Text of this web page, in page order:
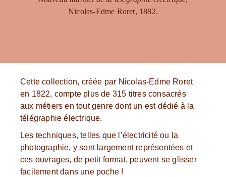
Nicolas-Edme Roret, 1882.
Cette collection, créée par Nicolas-Edme Roret
en 1822, compte plus de 315 titres consacrés
aux métiers en tout genre dont un est dédié à la
télégraphie électrique.
Les techniques, telles que l’électricité ou la
photographie, y sont largement représentées et
ces ouvrages, de petit format, peuvent se glisser
facilement dans une poche !